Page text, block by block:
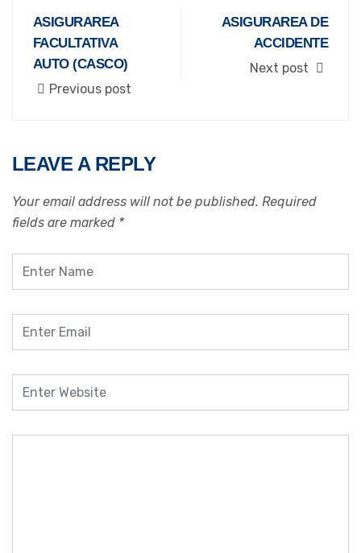
ASIGURAREA
FACULTATIVA
AUTO (CASCO)
Previous post
ASIGURAREA DE
ACCIDENTE
Next post
LEAVE A REPLY
Your email address will not be published. Required
fields are marked *